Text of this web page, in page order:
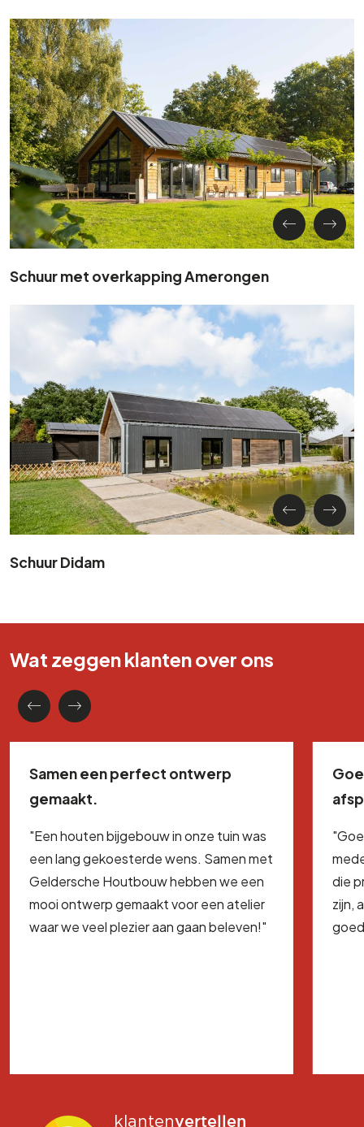
Schuur met overkapping Amerongen
Schuur Didam
Wat zeggen klanten over ons
Samen een perfect ontwerp
gemaakt.
"Een houten bijgebouw in onze tuin was
een lang gekoesterde wens. Samen met
Geldersche Houtbouw hebben we een
mooi ontwerp gemaakt voor een atelier
waar we veel plezier aan gaan beleven!"
die
zijn,